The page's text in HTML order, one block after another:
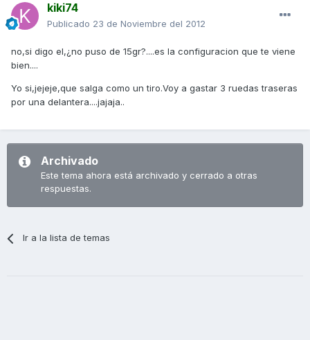
kiki74
Publicado 23 de Noviembre del 2012
no,si digo el,¿no puso de 15gr?....es la configuracion que te viene
bien....
Yo si,jejeje,que salga como un tiro.Voy a gastar 3 ruedas traseras
por una delantera....jajaja..
Archivado
Este tema ahora está archivado y cerrado a otras
respuestas.
Ir a la lista de temas